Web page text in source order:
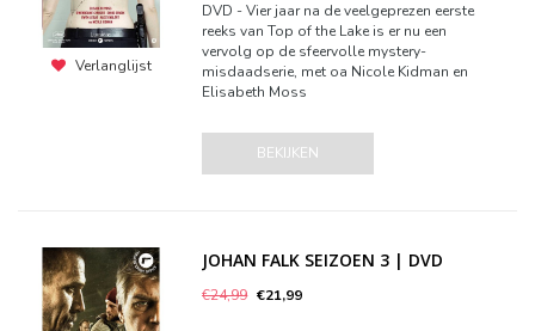
Verlanglijst
DVD - Vier jaar na de veelgeprezen eerste
reeks van Top of the Lake is er nu een
vervolg op de sfeervolle mystery-
misdaadserie, met oa Nicole Kidman en
Elisabeth Moss
BEKIJKEN
JOHAN FALK SEIZOEN 3 | DVD
€24,99 €21,99